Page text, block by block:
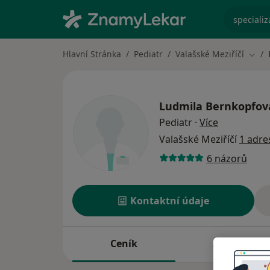
Hlavní Stránka Pediatr Valašské Meziříčí
Ludmila
Pediatr · Více
Valašské Meziříčí 1
6 názorů
Kontaktní údaje
Ceník Adresy